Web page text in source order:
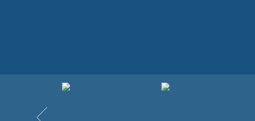
Назад
Партнёры